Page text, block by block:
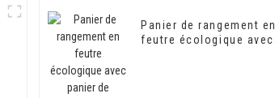
Panier de rangement en
feutre écologique avec